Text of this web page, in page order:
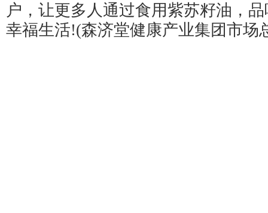
户，让更多人通过食用紫苏籽油，
幸福生活!(森济堂健康产业集团市场